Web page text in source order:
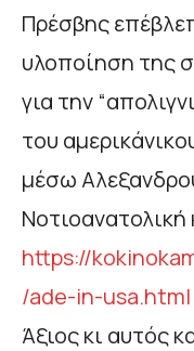
Πρέσβης
υλοποίηση της
για την
του
μέσω
https://
/ade-in-usa.html
Άξιος κι αυτός